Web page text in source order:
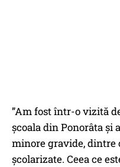
”Am fost într-o vizită
școala din Ponorâta și
minore gravide, dintre
școlarizate. Ceea ce